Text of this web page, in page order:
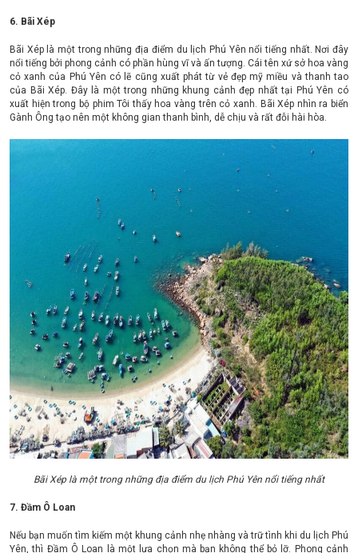
6. Bãi Xép
Bãi Xép là một trong những địa điểm du lịch Phú Yên nổi tiếng nhất. Nơi đây
nổi tiếng bởi phong cảnh có phần hùng vĩ và ấn tượng. Cái tên xứ sở hoa vàng
cỏ xanh của Phú Yên có lẽ cũng xuất phát từ vẻ đẹp mỹ miều và thanh tao
của Bãi Xép. Đây là một trong những khung cảnh đẹp nhất tại Phú Yên có
xuất hiện trong bộ phim Tôi thấy hoa vàng trên cỏ xanh. Bãi Xép nhìn ra biển
Gành Ông tạo nên một không gian thanh bình, dễ chịu và rất đỗi hài hòa.
Bãi Xép là một trong những địa điểm du lịch Phú Yên nổi tiếng nhất
7. Đầm Ô Loan
Nếu bạn muốn tìm kiếm một khung cảnh nhẹ nhàng và trữ tình khi du lịch Phú
Yên, thì Đầm Ô Loan là một lựa chọn mà bạn không thể bỏ lỡ. Phong cảnh